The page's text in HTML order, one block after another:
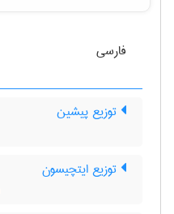
فارسی
توزیع پیشین
توزیع ایتچیسون